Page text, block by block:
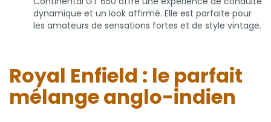
dynamique et un look affirmé. Elle est parfaite pour
les amateurs de sensations fortes et de style vintage.
Royal Enfield : le parfait
mélange anglo-indien